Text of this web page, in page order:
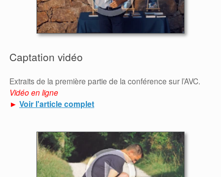
Captation vidéo
Extraits de la première partie de la conférence sur l’AVC.
Vidéo en ligne
► Voir l'article complet